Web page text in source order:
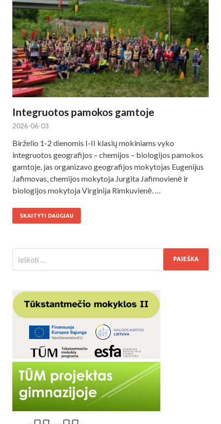
Integruotos pamokos gamtoje
2026-06-03
Birželio 1-2 dienomis I-II klasių mokiniams vyko
integruotos geografijos – chemijos – biologijos pamokos
gamtoje, jas organizavo geografijos mokytojas Eugenijus
Jafimovas, chemijos mokytoja Jurgita Jafimovienė ir
biologijos mokytoja Virginija Rimkuvienė. …
SKAITYTI DAUGIAU